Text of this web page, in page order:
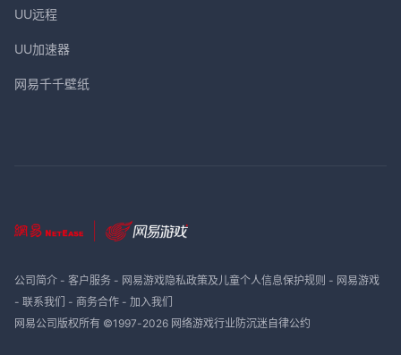
UU远程
UU加速器
网易千千壁纸
公司简介- 客户服务- 网易游戏隐私政策及儿童个人信息保护规则 - 网易游戏
- 联系我们 - 商务合作- 加入我们
网易公司版权所有 ©1997-2026 网络游戏行业防沉迷自律公约